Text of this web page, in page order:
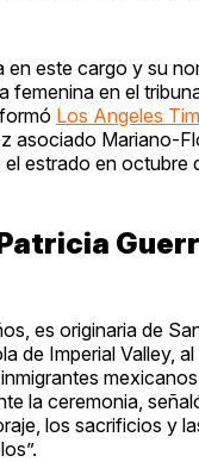
en este cargo y su
femenina en el
Los Angeles
asociado Mariano-
el estrado en octubre
es originaria de
de Imperial Valley,
la ceremonia,
los sacrificios y